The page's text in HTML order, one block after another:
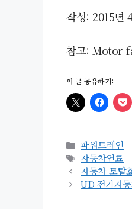
작성: 2015년
참고: Motor
이 글 공유하기:
카
테
고
리
파워트레인
태
그
자동차연료
자동차 토탈
UD 전기자